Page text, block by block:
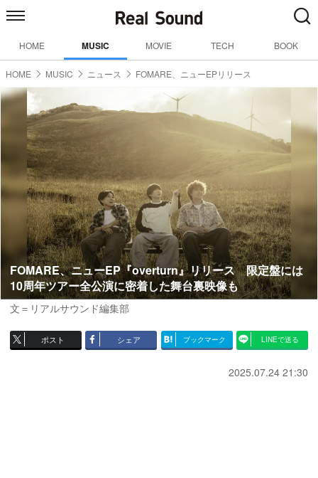
HOME MUSIC MOVIE TECH BOOK
HOME MUSIC ニュース FOMARE、ニューEPリリース
FOMARE、ニューEP『overturn』リリース 限定盤には
10周年ツアー全公演に密着した舞台裏映像も
文＝リアルサウンド編集部
ポスト シェア ブックマーク LINEで送る
2025.07.24 21:30